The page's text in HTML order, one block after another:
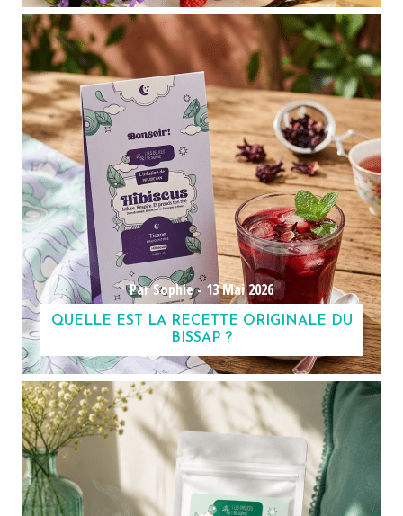
Par Sophie -13 Mai 2026
QUELLE EST LA RECETTE ORIGINALE DU
BISSAP ?